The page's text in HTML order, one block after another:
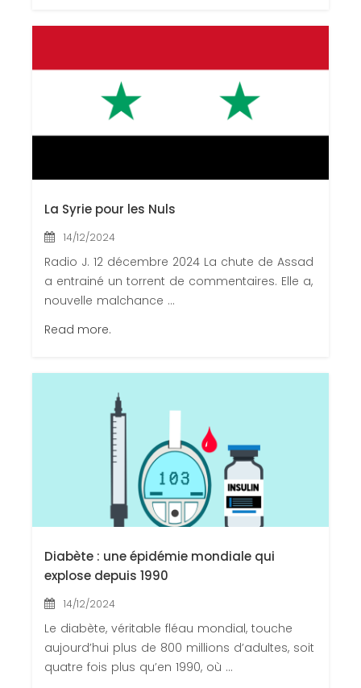
La Syrie pour les Nuls
14/12/2024
Radio J. 12 décembre 2024 La chute de Assad
a entrainé un torrent de commentaires. Elle a,
nouvelle malchance ...
Read more.
Diabète : une épidémie mondiale qui
explose depuis 1990
14/12/2024
Le diabète, véritable fléau mondial, touche
aujourd’hui plus de 800 millions d’adultes, soit
quatre fois plus qu’en 1990, où ...